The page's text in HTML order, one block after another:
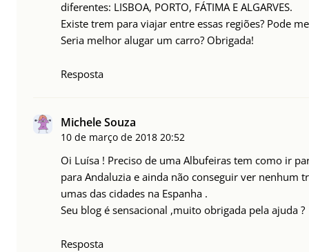
diferentes: LISBOA, PORTO, FÁTIMA E ALGARVES.
Existe trem para viajar entre essas regiões? Pode
Seria melhor alugar um carro? Obrigada!
Resposta
Michele Souza
10 de março de 2018 20:52
Oi Luísa ! Preciso de uma Albufeiras tem como ir
para Andaluzia e ainda não conseguir ver nenhum
umas das cidades na Espanha .
Seu blog é sensacional ,muito obrigada pela ajuda ?
Resposta